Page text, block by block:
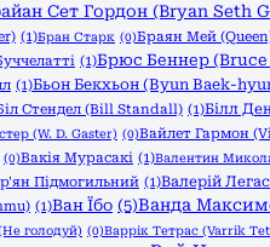
Сет Гордон (Bryan Seth
(1)Бран Старк (0)Браян Мей
(1)Брюс Беннер (Bruce
(1)Бьон Бекхьон (Byun Baek-
Стендел (Bill Standall) (1)Білл
(W. D. Gaster) (0)Вайлет Гармон
(0)Вакія Мурасакі (1)Валентин
Підмогильний (1)Валерій
(1)Ван Їбо (5)Ванда
голодуй) (0)Варрік Тетрас (Varrik